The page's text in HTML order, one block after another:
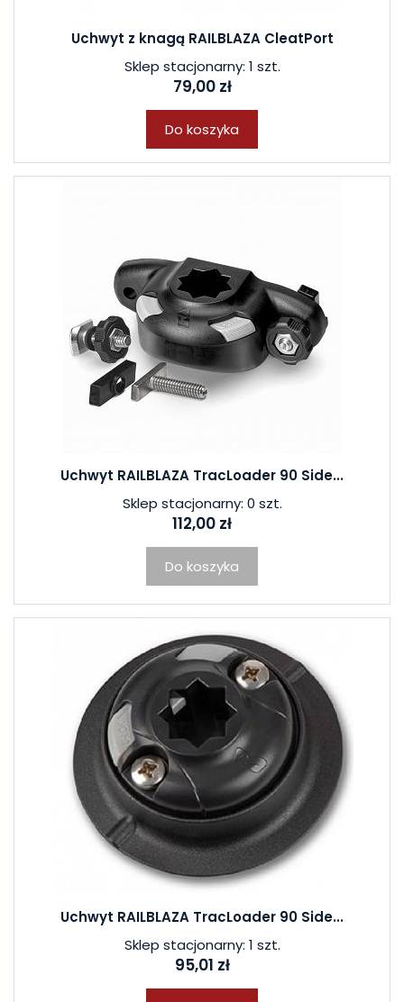
Uchwyt z knagą RAILBLAZA CleatPort
Sklep stacjonarny: 1 szt.
79,00 zł
Do koszyka
Uchwyt RAILBLAZA TracLoader 90 Side...
Sklep stacjonarny: 0 szt.
112,00 zł
Do koszyka
Uchwyt RAILBLAZA TracLoader 90 Side...
Sklep stacjonarny: 1 szt.
95,01 zł